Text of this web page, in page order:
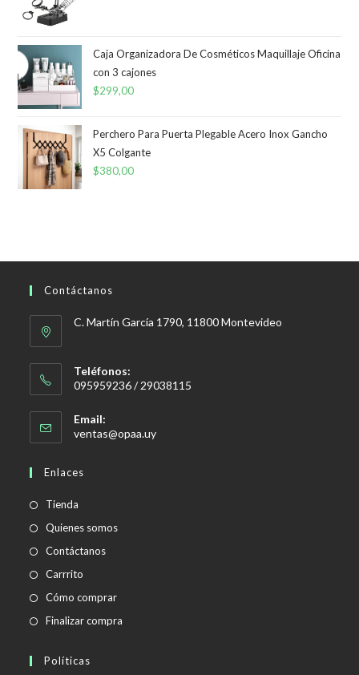
Caja Organizadora De Cosméticos Maquillaje Oficina
con 3 cajones
$299,00
Perchero Para Puerta Plegable Acero Inox Gancho
X5 Colgante
$380,00
Contáctanos
C. Martín García 1790, 11800 Montevideo
Teléfonos:
095959236 / 29038115
Email:
ventas@opaa.uySe
Enlaces
Tienda
Quienes somos
Contáctanos
Carrrito
Cómo comprar
Finalizar compra
Políticas